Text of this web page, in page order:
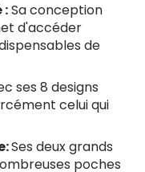
:Sa conception
d'accéder
de
ses 8 designs
celui qui
Ses deux grands
poches